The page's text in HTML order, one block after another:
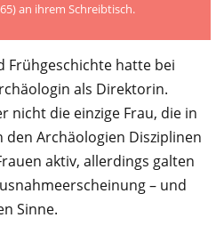
an ihrem Schreibtisch.
Frühgeschichte hatte bei
als Direktorin.
nicht die einzige Frau, die in
den Archäologien Disziplinen
aktiv, allerdings galten
– und
Sinne.